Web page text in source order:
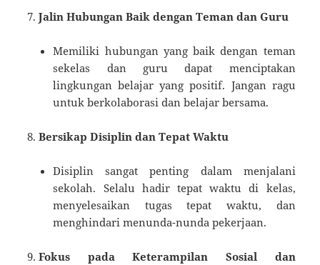
Jalin Hubungan Baik dengan Teman dan Guru
Memiliki hubungan yang baik dengan teman
sekelas dan guru dapat menciptakan
lingkungan belajar yang positif. Jangan ragu
untuk berkolaborasi dan belajar bersama.
Bersikap Disiplin dan Tepat Waktu
Disiplin sangat penting dalam menjalani
sekolah. Selalu hadir tepat waktu di kelas,
menyelesaikan tugas tepat waktu, dan
menghindari menunda-nunda pekerjaan.
Fokus pada Keterampilan Sosial dan